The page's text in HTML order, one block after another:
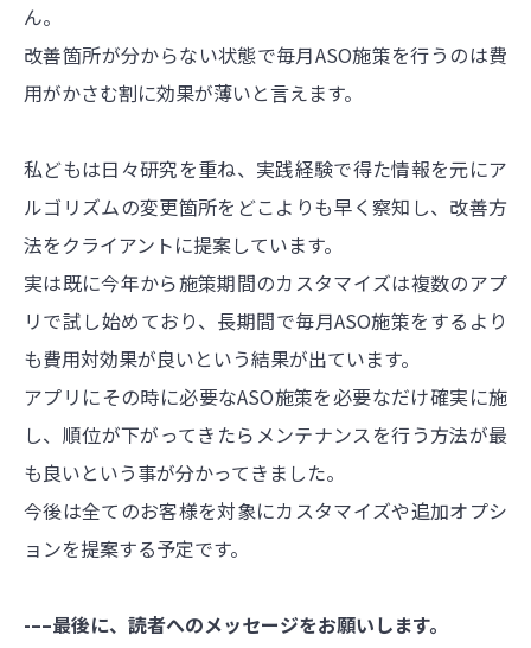
ん。
改善箇所が分からない状態で毎月ASO施策を行うのは費
用がかさむ割に効果が薄いと言えます。
私どもは日々研究を重ね、実践経験で得た情報を元にア
ルゴリズムの変更箇所をどこよりも早く察知し、改善方
法をクライアントに提案しています。
実は既に今年から施策期間のカスタマイズは複数のアプ
リで試し始めており、長期間で毎月ASO施策をするより
も費用対効果が良いという結果が出ています。
アプリにその時に必要なASO施策を必要なだけ確実に施
し、順位が下がってきたらメンテナンスを行う方法が最
も良いという事が分かってきました。
今後は全てのお客様を対象にカスタマイズや追加オプシ
ョンを提案する予定です。
-––最後に、読者へのメッセージをお願いします。